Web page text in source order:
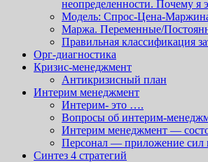
неопределенности. Почему я
Модель: Спрос-Цена-
Маржа. Переменные/
Правильная классификация
Орг-диагностика
Кризис-менеджмент
Антикризисный план
Интерим менеджмент
Интерим- это ….
Вопросы об интерим-
Интерим менеджмент —
Персонал — приложение сил
Синтез 4 стратегий